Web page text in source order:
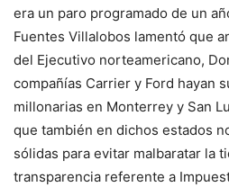
era un paro programado de un
Fuentes Villalobos lamentó que
del Ejecutivo norteamericano,
compañías Carrier y Ford hayan
millonarias en Monterrey y San
que también en dichos estados
sólidas para evitar malbaratar la
transparencia referente a